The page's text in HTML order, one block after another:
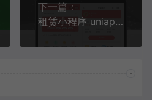
下一篇：
租赁小程序 uniapp+php+fastadmin